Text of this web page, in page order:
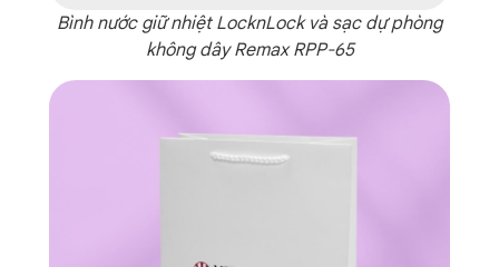
Bình nước giữ nhiệt LocknLock và sạc dự phòng
không dây Remax RPP-65